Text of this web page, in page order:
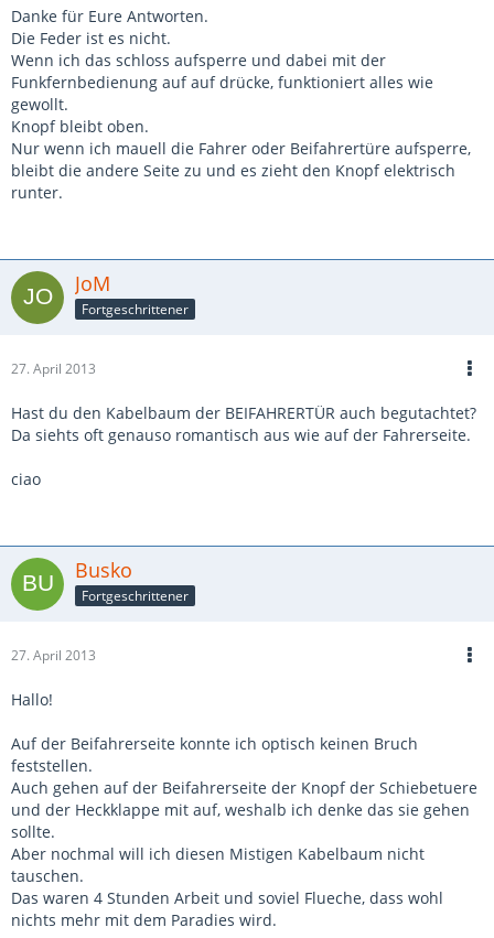
Danke für Eure Antworten.
Die Feder ist es nicht.
Wenn ich das schloss aufsperre und dabei mit der
Funkfernbedienung auf auf drücke, funktioniert alles wie
gewollt.
Knopf bleibt oben.
Nur wenn ich mauell die Fahrer oder Beifahrertüre aufsperre,
bleibt die andere Seite zu und es zieht den Knopf elektrisch
runter.
JoM
Fortgeschrittener
27. April 2013
Hast du den Kabelbaum der BEIFAHRERTÜR auch begutachtet?
Da siehts oft genauso romantisch aus wie auf der Fahrerseite.
ciao
Busko
Fortgeschrittener
27. April 2013
Hallo!
Auf der Beifahrerseite konnte ich optisch keinen Bruch
feststellen.
Auch gehen auf der Beifahrerseite der Knopf der Schiebetuere
und der Heckklappe mit auf, weshalb ich denke das sie gehen
sollte.
Aber nochmal will ich diesen Mistigen Kabelbaum nicht
tauschen.
Das waren 4 Stunden Arbeit und soviel Flueche, dass wohl
nichts mehr mit dem Paradies wird.